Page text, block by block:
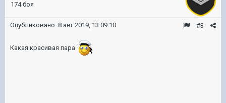
174 боя
#3
Опубликовано: 8 авг 2019, 13:09:10
Какая красивая пара